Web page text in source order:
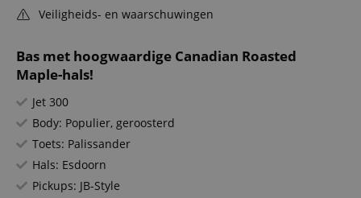
Bas met hoogwaardige Canadian Roasted
Maple-hals!
Jet 300
Body: Populier, geroosterd
Toets: Palissander
Hals: Esdoorn
Pickups: JB-Style
Veiligheids- en waarschuwingen